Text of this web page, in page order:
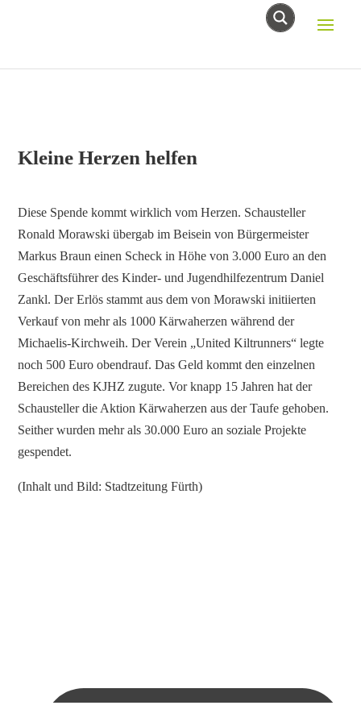
Kleine Herzen helfen
Diese Spende kommt wirklich vom Herzen. Schausteller
Ronald Morawski übergab im Beisein von Bürgermeister
Markus Braun einen Scheck in Höhe von 3.000 Euro an den
Geschäftsführer des Kinder- und Jugendhilfezentrum Daniel
Zankl. Der Erlös stammt aus dem von Morawski initiierten
Verkauf von mehr als 1000 Kärwaherzen während der
Michaelis-Kirchweih. Der Verein „United Kiltrunners“ legte
noch 500 Euro obendrauf. Das Geld kommt den einzelnen
Bereichen des KJHZ zugute. Vor knapp 15 Jahren hat der
Schausteller die Aktion Kärwaherzen aus der Taufe gehoben.
Seither wurden mehr als 30.000 Euro an soziale Projekte
gespendet.
(Inhalt und Bild: Stadtzeitung Fürth)